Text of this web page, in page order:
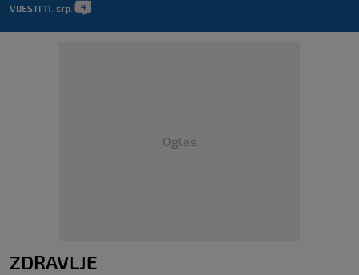
VIJESTI 11. srp. 4
Oglas
ZDRAVLJE